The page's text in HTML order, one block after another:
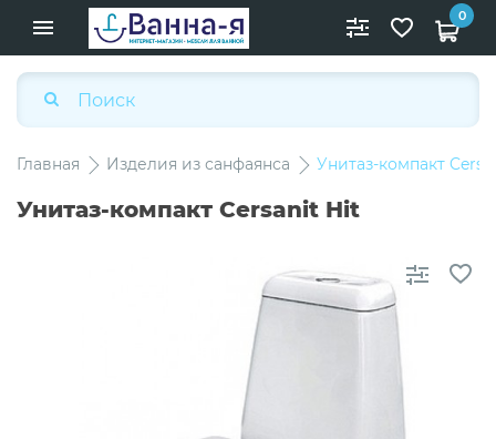
0
Главная Изделия из санфаянса Унитаз-компакт
Унитаз-компакт Cersanit Hit